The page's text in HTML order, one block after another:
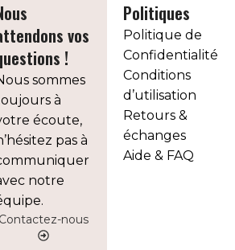
vos
!
sommes
à
écoute,
pas à
notre
Contactez-nous
Politiques
Politique de
Confidentialité
Conditions
d’utilisation
Retours &
échanges
Aide & FAQ